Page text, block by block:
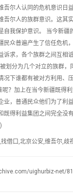
吾尔人认同的危机意识日
吾尔人的族群意识。这其
自我保护意识。 当今新疆
民众普遍产生了信任危机
诉求，各个族群之间互相
划分为几个对立的族群，
况下谁都有被对方利用、
呢？加上在当今新疆既得
业，普通民众他们为了利
既得利益集团之间完全没
借口,北京公安,维吾尔,歧
uighurbiz-net/